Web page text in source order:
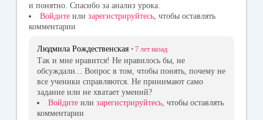
и понятно. Спасибо за анализ урока.
Войдите или зарегистрируйтесь , чтобы оставлять
комментарии
Людмила Рождественская • 7 лет назад
Так и мне нравится! Не нравилось бы, не
обсуждали... Вопрос в том, чтобы понять, почему не
все ученики справляются. Не принимают само
задание или не хватает умений?
Войдите или зарегистрируйтесь, чтобы оставлять
комментарии